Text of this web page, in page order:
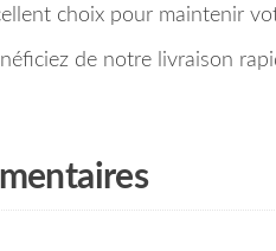
choix pour maintenir
de notre livraison